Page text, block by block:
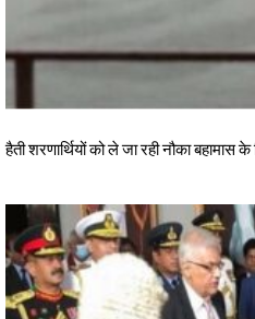
हैती शरणार्थियों को ले जा रही नौका